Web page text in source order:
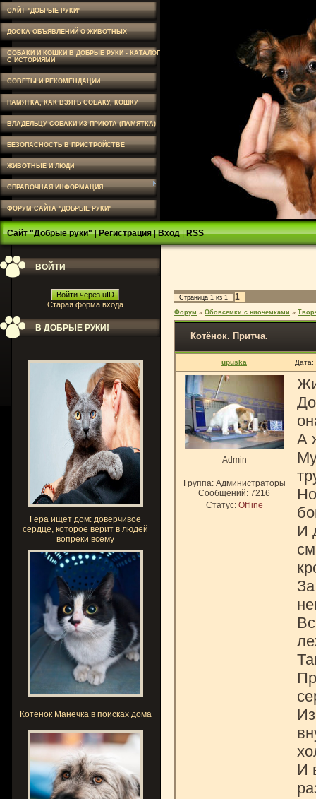
САЙТ "ДОБРЫЕ РУКИ"
ДОСКА ОБЪЯВЛЕНИЙ О ЖИВОТНЫХ
СОБАКИ И КОШКИ В ДОБРЫЕ РУКИ - КАТАЛОГ
С ИСТОРИЯМИ
СОВЕТЫ И РЕКОМЕНДАЦИИ
ПАМЯТКА, КАК ВЗЯТЬ СОБАКУ, КОШКУ
ВЛАДЕЛЬЦУ СОБАКИ ИЗ ПРИЮТА (ПАМЯТКА)
БЕЗОПАСНОСТЬ В ПРИСТРОЙСТВЕ
ЖИВОТНЫЕ И ЛЮДИ
СПРАВОЧНАЯ ИНФОРМАЦИЯ
ФОРУМ САЙТА "ДОБРЫЕ РУКИ"
Сайт "Добрые руки"|Регистрация|Вход|RSS
ВОЙТИ
Войти через uID
Старая форма входа
В ДОБРЫЕ РУКИ!
Гера ищет дом: доверчивое
сердце, которое верит в людей
вопреки всему
Котёнок Манечка в поисках дома
Страница 1 из 1 1
Форум » Обовсемки с ниочемками »
Котёнок. Притча.
upuska
Admin
Группа: Администраторы
Сообщений: 7216
Статус: Offline
А
И
И